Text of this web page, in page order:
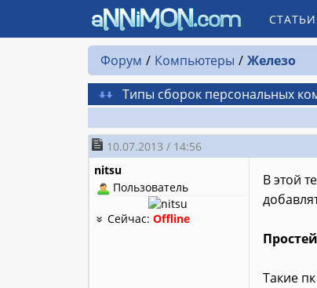
СТАТЬИ
Форум Компьютеры Железо
Типы сборок персональных
10.07.2013 / 14:56
nitsu
Пользователь
Сейчас:Offline
В этой
Такие